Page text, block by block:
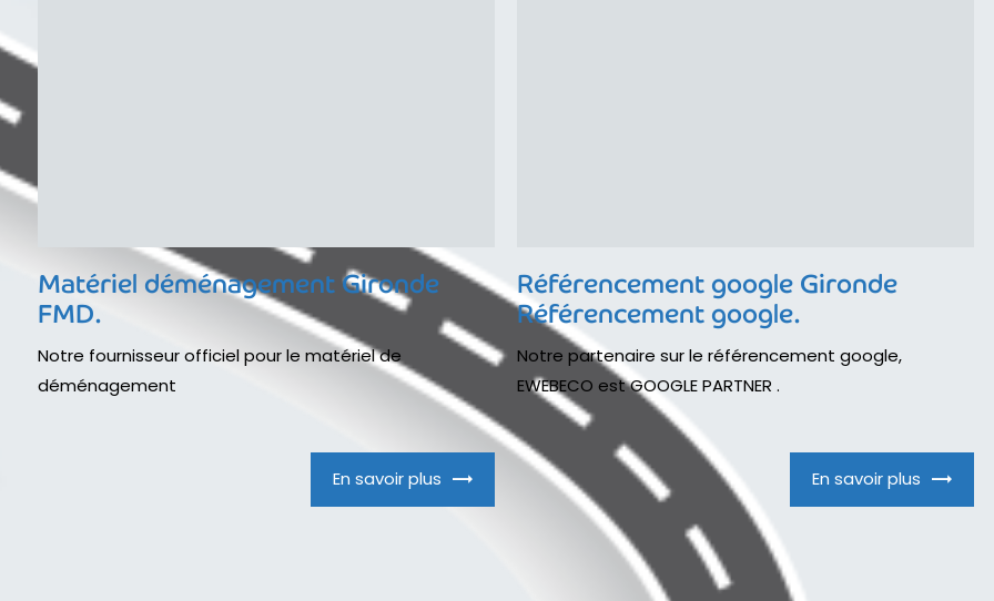
Matériel déménagement Gironde
FMD.
Notre fournisseur officiel pour le matériel de
déménagement
En savoir plus
Référencement google Gironde
Référencement google.
Notre partenaire sur le référencement google,
EWEBECO est GOOGLE PARTNER .
En savoir plus